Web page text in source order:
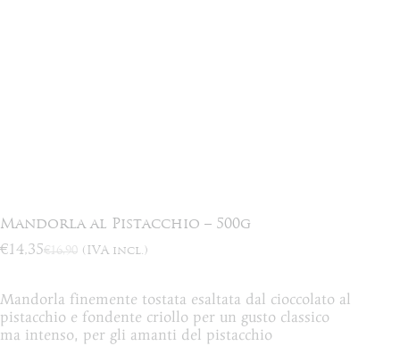
Mandorla al Pistacchio – 500g
€16,90
Il
originale
era:
€16,90.
€14,35Il
attuale
è:
€14,35.
(IVA incl.)
Mandorla finemente tostata esaltata dal cioccolato al
pistacchio e fondente criollo per un gusto classico
ma intenso, per gli amanti del pistacchio